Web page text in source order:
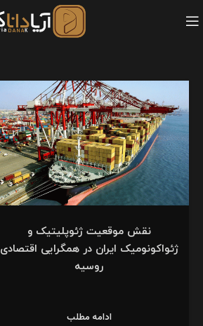
نقش موقعیت ژئوپلیتیک و
ژئواکونومیک ایران در همگرایی اقتصادی
روسیه
ادامه مطلب